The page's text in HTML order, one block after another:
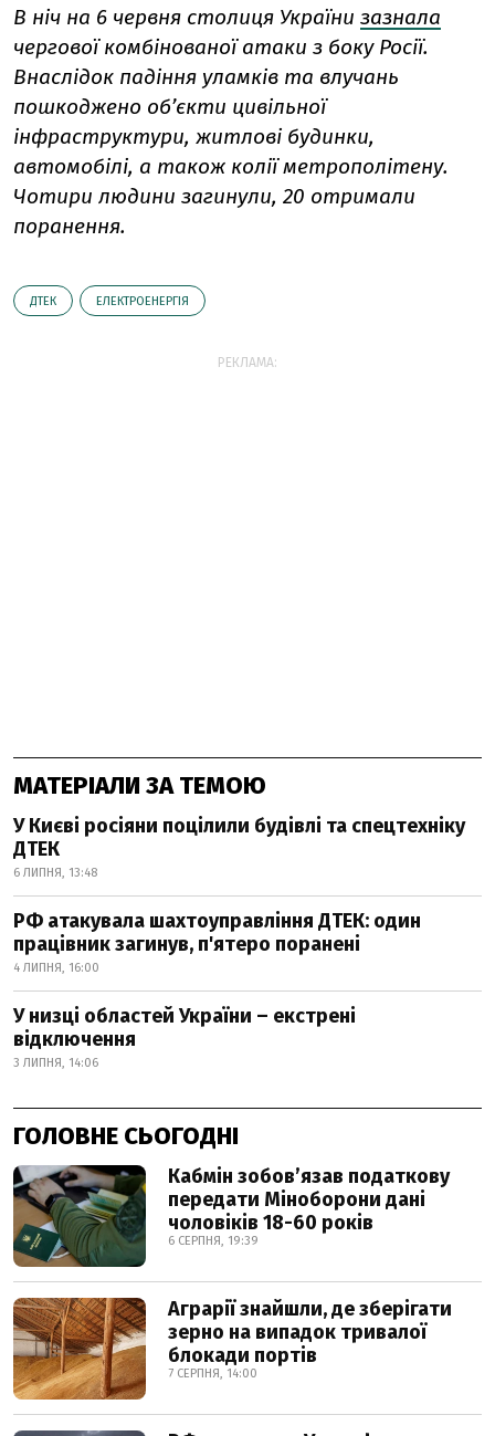
В ніч на 6 червня столиця України зазнала
чергової комбінованої атаки з боку Росії.
Внаслідок падіння уламків та влучань
пошкоджено об’єкти цивільної
інфраструктури, житлові будинки,
автомобілі, а також колії метрополітену.
Чотири людини загинули, 20 отримали
поранення.
ДТЕК ЕЛЕКТРОЕНЕРГІЯ
РЕКЛАМА:
МАТЕРІАЛИ ЗА ТЕМОЮ
У Києві росіяни поцілили будівлі та спецтехніку
ДТЕК
6 ЛИПНЯ, 13:48
РФ атакувала шахтоуправління ДТЕК: один
працівник загинув, п'ятеро поранені
4 ЛИПНЯ, 16:00
У низці областей України – екстрені
відключення
3 ЛИПНЯ, 14:06
ГОЛОВНЕ СЬОГОДНІ
Кабмін зобовʼязав податкову
передати Міноборони дані
чоловіків 18-60 років
6 СЕРПНЯ, 19:39
Аграрії знайшли, де зберігати
зерно на випадок тривалої
блокади портів
7 СЕРПНЯ, 14:00